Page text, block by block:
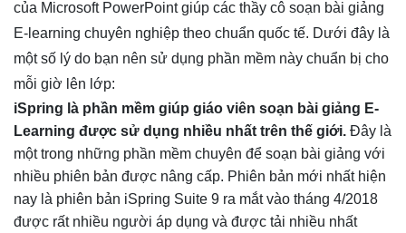
của Microsoft PowerPoint giúp các thầy cô soạn bài giảng
E-learning chuyên nghiệp theo chuẩn quốc tế. Dưới đây là
một số lý do bạn nên sử dụng phần mềm này chuẩn bị cho
mỗi giờ lên lớp:
iSpring là phần mềm giúp giáo viên soạn bài giảng E-
Learning được sử dụng nhiều nhất trên thế giới. Đây là
một trong những phần mềm chuyên để soạn bài giảng với
nhiều phiên bản được nâng cấp. Phiên bản mới nhất hiện
nay là phiên bản iSpring Suite 9 ra mắt vào tháng 4/2018
được rất nhiều người áp dụng và được tải nhiều nhất